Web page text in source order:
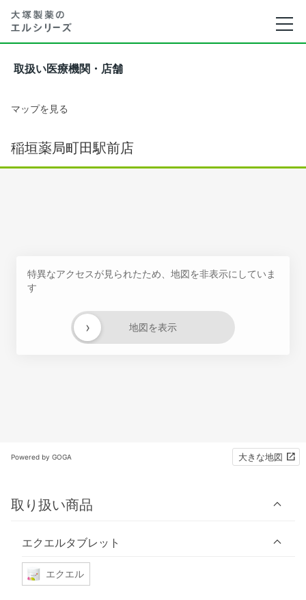
取扱い医療機関・店舗
マップを見る
稲垣薬局町田駅前店
特異なアクセスが見られたため、地図を非表示にしていま
す
地図を表示
›
Powered by GOGA 大きな地図
取り扱い商品
エクエルタブレット
エクエル